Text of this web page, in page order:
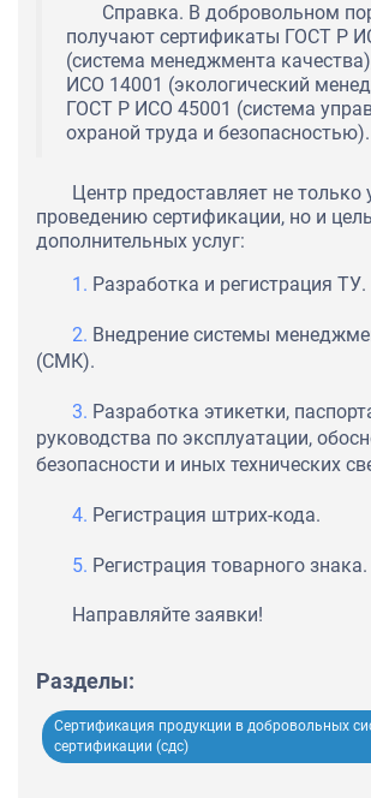
Справка. В добровольном
получают сертификаты ГОСТ Р
(система менеджмента
ИСО 14001 (экологический
ГОСТ Р ИСО 45001 (система
охраной труда и безопасностью).
Центр предоставляет не только
проведению сертификации, но и
дополнительных услуг:
Разработка и регистрация ТУ.
Внедрение системы
(СМК).
Разработка этикетки,
руководства по эксплуатации,
безопасности и иных технических
Регистрация штрих-кода.
Регистрация товарного знака.
Направляйте заявки!
Разделы:
Сертификация продукции в добровольных
сертификации (сдс)